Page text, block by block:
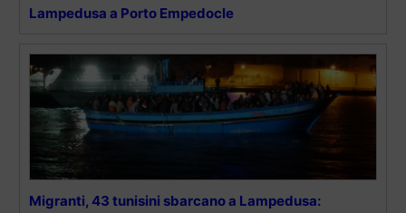
Lampedusa a Porto Empedocle
Migranti, 43 tunisini sbarcano a Lampedusa: